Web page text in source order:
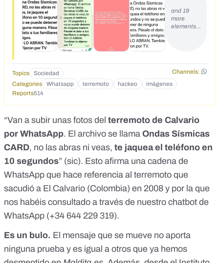
and 19
more
elements…
Topics Sociedad
Channels:
Categories
Whatsapp terremoto hackeo
imágenes
Reports514
“Van a subir unas fotos del terremoto de Calvario
por WhatsApp. El archivo se llama Ondas Sísmicas
CARD, no las abras ni veas, te jaquea el teléfono en
10 segundos” (sic). Esto afirma una cadena de
WhatsApp que hace referencia al terremoto que
sacudió a El Calvario (Colombia) en 2008 y por la que
nos habéis consultado a través de nuestro chatbot de
WhatsApp (+34 644 229 319).
Es un bulo. El mensaje que se mueve no aporta
ninguna prueba y es igual a otros que ya hemos